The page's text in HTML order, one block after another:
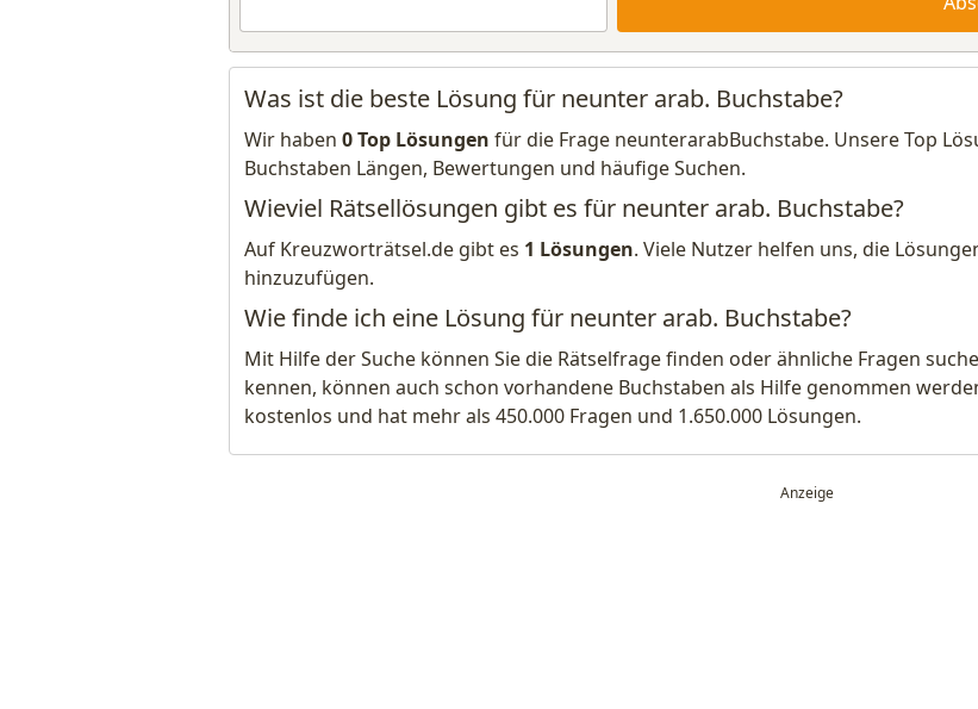
Was ist die beste Lösung für neunter arab. Buchstabe?
Wir haben 0 Top Lösungen für die Frage neunterarabBuchstabe. Unsere Top
Buchstaben Längen, Bewertungen und häufige Suchen.
Wieviel Rätsellösungen gibt es für neunter arab. Buchstabe?
Auf Kreuzworträtsel.de gibt es 1 Lösungen. Viele Nutzer helfen uns, die
hinzuzufügen.
Wie finde ich eine Lösung für neunter arab. Buchstabe?
Mit Hilfe der Suche können Sie die Rätselfrage finden oder ähnliche Fragen
kennen, können auch schon vorhandene Buchstaben als Hilfe genommen
kostenlos und hat mehr als 450.000 Fragen und 1.650.000 Lösungen.